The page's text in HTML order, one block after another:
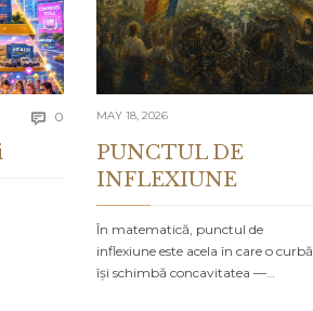
 0 Comments
MAY 18, 2026
PUNCTUL DE
INFLEXIUNE
În matematică, punctul de
inflexiune este acela în care o curbă
își schimbă concavitatea —…